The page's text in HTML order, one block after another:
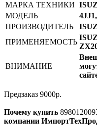
МАРКА ТЕХНИКИ
МОДЕЛЬ
ПРОИЗВОДИТЕЛЬ
ПРИМЕНЯЕМОСТЬ
ВНИМАНИЕ
Предзаказ 9000р.
Почему купить
компании